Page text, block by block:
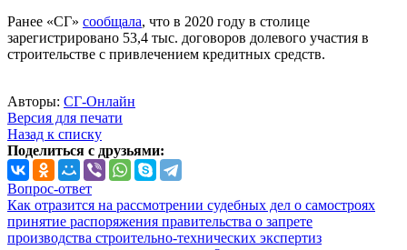
Ранее «СГ» сообщала, что в 2020 году в столице
зарегистрировано 53,4 тыс. договоров долевого участия в
строительстве с привлечением кредитных средств.
Авторы: СГ-Онлайн
Версия для печати
Назад к списку
Поделиться с друзьями:
Вопрос-ответ
Как отразится на рассмотрении судебных дел о самостроях
принятие распоряжения правительства о запрете
производства строительно-технических экспертиз